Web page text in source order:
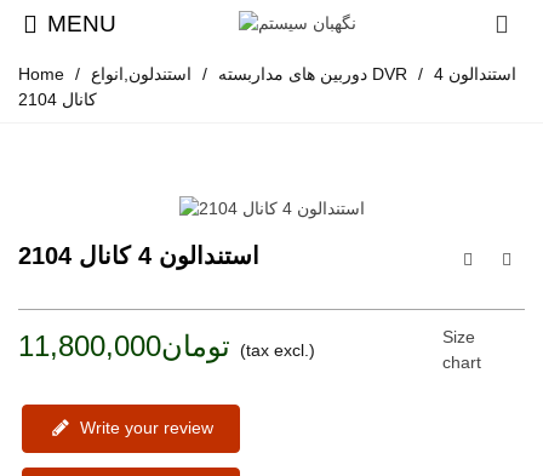
MENU
Home / دوربین های مداربسته / استندلون,انواع DVR / استندالون 4
کانال 2104
استندالون 4 کانال 2104
تومان11,800,000 (tax excl.)
Write your review
Size
chart